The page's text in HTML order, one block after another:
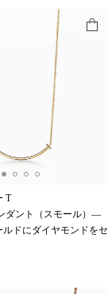
T
ダント（スモール）—
ルドにダイヤモンドをセ